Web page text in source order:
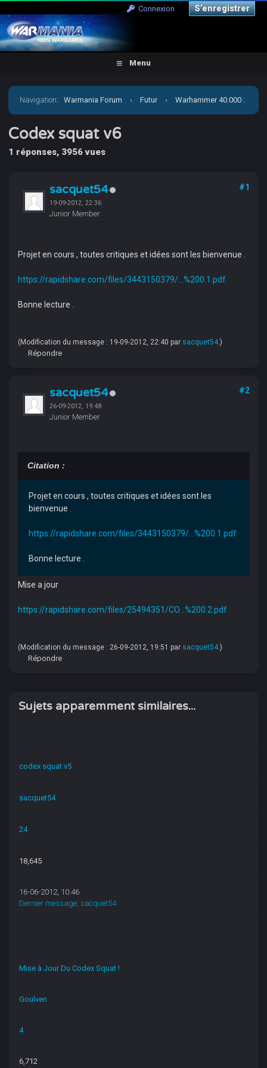
Connexion S’enregistrer
Menu
Navigation:Warmania Forum › Futur › Warhammer 40.000 :
Univers › 40k - Règles ›
Codex squat v6
1 réponses, 3956 vues
sacquet54
19-09-2012, 22:36
Junior Member
#1
Projet en cours , toutes critiques et idées sont les bienvenue .
https://rapidshare.com/files/3443150379/...%200.1.pdf
Bonne lecture .
(Modification du message : 19-09-2012, 22:40 par sacquet54.)
Répondre
sacquet54
26-09-2012, 19:48
Junior Member
#2
Citation :
Projet en cours , toutes critiques et idées sont les
bienvenue .
https://rapidshare.com/files/3443150379/...%200.1.pdf
Bonne lecture .
Mise a jour
https://rapidshare.com/files/25494351/CO...%200.2.pdf
(Modification du message : 26-09-2012, 19:51 par sacquet54.)
Répondre
Sujets apparemment similaires...
codex squat v5
sacquet54
24
18,645
16-06-2012, 10:46
Dernier message: sacquet54
Mise à Jour Du Codex Squat !
Goulven
4
6,712